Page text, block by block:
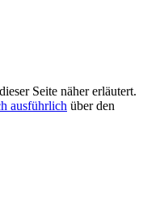
Seite näher erläutert.
ausführlich über den